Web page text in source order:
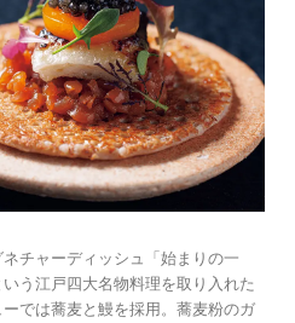
チャーディッシュ「始まりの一
う江戸四大名物料理を取り入れた
では蕎麦と鰻を採用。蕎麦粉のガ